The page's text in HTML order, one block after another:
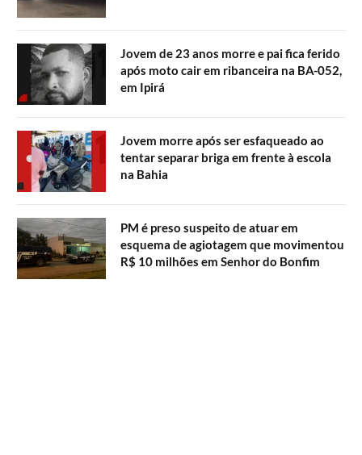
Jovem de 23 anos morre e pai fica ferido
após moto cair em ribanceira na BA-052,
em Ipirá
Jovem morre após ser esfaqueado ao
tentar separar briga em frente à escola
na Bahia
PM é preso suspeito de atuar em
esquema de agiotagem que movimentou
R$ 10 milhões em Senhor do Bonfim